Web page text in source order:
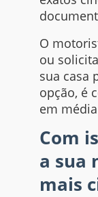
O
ou
sua casa
opção, é
em
Com
a sua
mais